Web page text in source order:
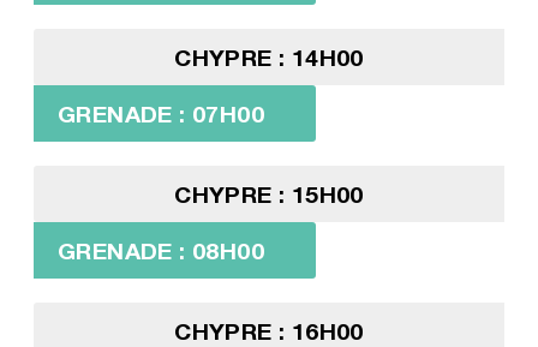
CHYPRE : 14H00
GRENADE : 07H00
CHYPRE : 15H00
GRENADE : 08H00
CHYPRE : 16H00